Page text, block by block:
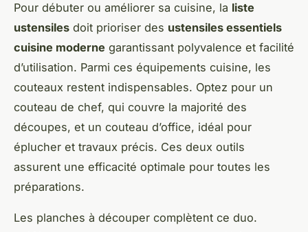
Pour débuter ou améliorer sa cuisine, la liste
ustensiles doit prioriser des ustensiles essentiels
cuisine moderne garantissant polyvalence et facilité
d’utilisation. Parmi ces équipements cuisine, les
couteaux restent indispensables. Optez pour un
couteau de chef, qui couvre la majorité des
découpes, et un couteau d’office, idéal pour
éplucher et travaux précis. Ces deux outils
assurent une efficacité optimale pour toutes les
préparations.
Les planches à découper complètent ce duo.